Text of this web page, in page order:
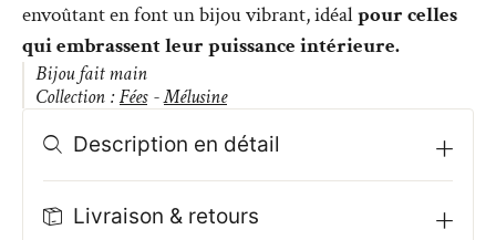
envoûtant en font un bijou vibrant, idéalpour celles
qui embrassent leur puissance intérieure.
Bijou fait main
Collection :Fées -Mélusine
Description en détail
Livraison & retours